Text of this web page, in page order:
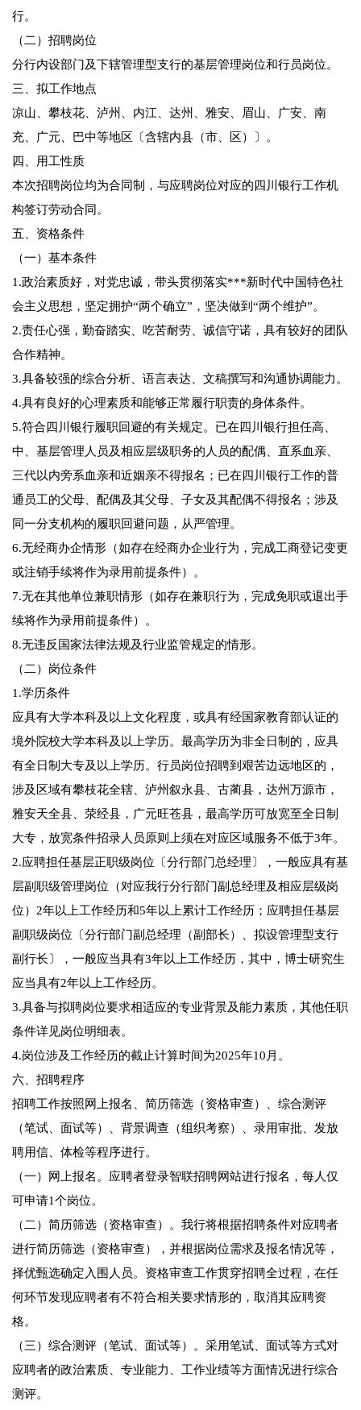
行。
（二）招聘岗位
分行内设部门及下辖管理型支行的基层管理岗位和行员岗位。
三、拟工作地点
凉山、攀枝花、泸州、内江、达州、雅安、眉山、广安、南
充、广元、巴中等地区〔含辖内县（市、区）〕。
四、用工性质
本次招聘岗位均为合同制，与应聘岗位对应的四川银行工作机
构签订劳动合同。
五、资格条件
（一）基本条件
1.政治素质好，对党忠诚，带头贯彻落实***新时代中国特色社
会主义思想，坚定拥护“两个确立”，坚决做到“两个维护”。
2.责任心强，勤奋踏实、吃苦耐劳、诚信守诺，具有较好的团队
合作精神。
3.具备较强的综合分析、语言表达、文稿撰写和沟通协调能力。
4.具有良好的心理素质和能够正常履行职责的身体条件。
5.符合四川银行履职回避的有关规定。已在四川银行担任高、
中、基层管理人员及相应层级职务的人员的配偶、直系血亲、
三代以内旁系血亲和近姻亲不得报名；已在四川银行工作的普
通员工的父母、配偶及其父母、子女及其配偶不得报名；涉及
同一分支机构的履职回避问题，从严管理。
6.无经商办企情形（如存在经商办企业行为，完成工商登记变更
或注销手续将作为录用前提条件）。
7.无在其他单位兼职情形（如存在兼职行为，完成免职或退出手
续将作为录用前提条件）。
8.无违反国家法律法规及行业监管规定的情形。
（二）岗位条件
1.学历条件
应具有大学本科及以上文化程度，或具有经国家教育部认证的
境外院校大学本科及以上学历。最高学历为非全日制的，应具
有全日制大专及以上学历。行员岗位招聘到艰苦边远地区的，
涉及区域有攀枝花全辖、泸州叙永县、古蔺县，达州万源市，
雅安天全县、荥经县，广元旺苍县，最高学历可放宽至全日制
大专，放宽条件招录人员原则上须在对应区域服务不低于3年。
2.应聘担任基层正职级岗位〔分行部门总经理〕，一般应具有基
层副职级管理岗位（对应我行分行部门副总经理及相应层级岗
位）2年以上工作经历和5年以上累计工作经历；应聘担任基层
副职级岗位〔分行部门副总经理（副部长）、拟设管理型支行
副行长〕，一般应当具有3年以上工作经历，其中，博士研究生
应当具有2年以上工作经历。
3.具备与拟聘岗位要求相适应的专业背景及能力素质，其他任职
条件详见岗位明细表。
4.岗位涉及工作经历的截止计算时间为2025年10月。
六、招聘程序
招聘工作按照网上报名、简历筛选（资格审查）、综合测评
（笔试、面试等）、背景调查（组织考察）、录用审批、发放
聘用信、体检等程序进行。
（一）网上报名。应聘者登录智联招聘网站进行报名，每人仅
可申请1个岗位。
（二）简历筛选（资格审查）。我行将根据招聘条件对应聘者
进行简历筛选（资格审查），并根据岗位需求及报名情况等，
择优甄选确定入围人员。资格审查工作贯穿招聘全过程，在任
何环节发现应聘者有不符合相关要求情形的，取消其应聘资
格。
（三）综合测评（笔试、面试等）。采用笔试、面试等方式对
应聘者的政治素质、专业能力、工作业绩等方面情况进行综合
测评。